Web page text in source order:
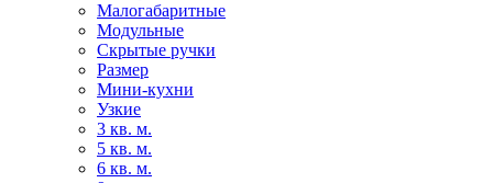
Малогабаритные
Модульные
Скрытые ручки
Размер
Мини-кухни
Узкие
3 кв. м.
5 кв. м.
6 кв. м.